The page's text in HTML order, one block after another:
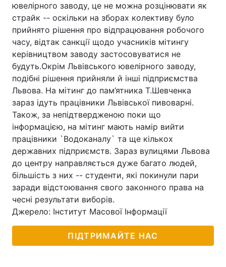
ювелірного заводу, це не можна розцінювати як
страйк -- оскільки на зборах колективу було
прийнято рішення про відпрацювання робочого
часу, відтак санкції щодо учасників мітингу
керівництвом заводу застосовуватися не
будуть.Окрім Львівського ювелірного заводу,
подібні рішення прийняли й інші підприємства
Львова. На мітинг до пам’ятника Т.Шевченка
зараз ідуть працівники Львівської пивоварні.
Також, за непідтвердженою поки що
інформацією, на мітинг мають намір вийти
працівники `Водоканалу` та ще кількох
державних підприємств. Зараз вулицями Львова
до центру направляється дуже багато людей,
більшість з них -- студенти, які покинули пари
заради відстоювання свого законного права на
чесні результати виборів.
Джерело: Інститут Масової Інформації
ПІДТРИМАЙТЕ НАС